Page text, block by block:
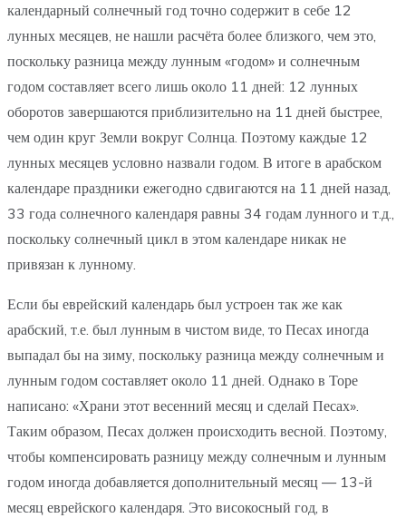
календарный солнечный год точно содержит в себе 12
лунных месяцев, не нашли расчёта более близкого, чем это,
поскольку разница между лунным «годом» и солнечным
годом составляет всего лишь около 11 дней: 12 лунных
оборотов завершаются приблизительно на 11 дней быстрее,
чем один круг Земли вокруг Солнца. Поэтому каждые 12
лунных месяцев условно назвали годом. В итоге в арабском
календаре праздники ежегодно сдвигаются на 11 дней назад,
33 года солнечного календаря равны 34 годам лунного и т.д.,
поскольку солнечный цикл в этом календаре никак не
привязан к лунному.
Если бы еврейский календарь был устроен так же как
арабский, т.е. был лунным в чистом виде, то Песах иногда
выпадал бы на зиму, поскольку разница между солнечным и
лунным годом составляет около 11 дней. Однако в Торе
написано: «Храни этот весенний месяц и сделай Песах».
Таким образом, Песах должен происходить весной. Поэтому,
чтобы компенсировать разницу между солнечным и лунным
годом иногда добавляется дополнительный месяц — 13-й
месяц еврейского календаря. Это високосный год, в